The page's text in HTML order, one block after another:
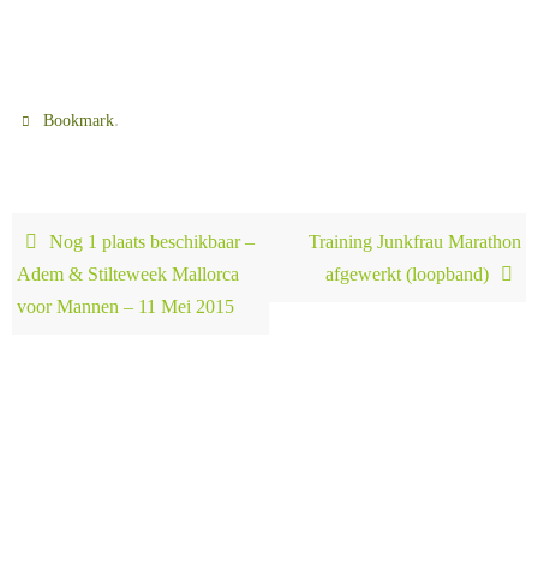
Bookmark.
Nog 1 plaats beschikbaar –
Adem & Stilteweek Mallorca
voor Mannen – 11 Mei 2015
Training Junkfrau Marathon
afgewerkt (loopband)